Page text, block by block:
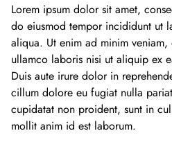
Buscar en nuestras
Biblioteca de
Acerca de la
Visite la
Colecciones
Acerca de las
Colecciones de
Museos y exposiciones
Museos
Exposiciones en
Exposiciones
Historia del condado
Explorar la historia
250 aniversario del
Eventos y programas
Conversaciones
Acerca de
Lorem ipsum dolor sit amet,
do eiusmod tempor incididunt ut
aliqua. Ut enim ad minim
ullamco laboris nisi ut aliquip ex
Duis aute irure dolor in
cillum dolore eu fugiat nulla
cupidatat non proident, sunt in
mollit anim id est laborum.